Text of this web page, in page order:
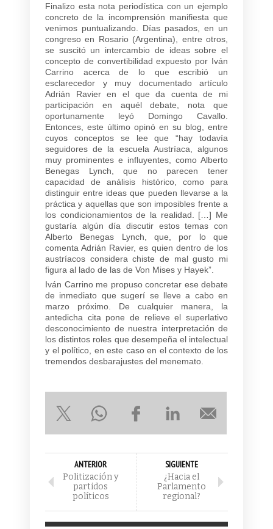
Finalizo esta nota periodística con un ejemplo
concreto de la incomprensión manifiesta que
venimos puntualizando. Días pasados, en un
congreso en Rosario (Argentina), entre otros,
se suscitó un intercambio de ideas sobre el
concepto de convertibilidad expuesto por Iván
Carrino acerca de lo que escribió un
esclarecedor y muy documentado artículo
Adrián Ravier en el que da cuenta de mi
participación en aquél debate, nota que
oportunamente leyó Domingo Cavallo.
Entonces, este último opinó en su blog, entre
cuyos conceptos se lee que “hay todavía
seguidores de la escuela Austríaca, algunos
muy prominentes e influyentes, como Alberto
Benegas Lynch, que no parecen tener
capacidad de análisis histórico, como para
distinguir entre ideas que pueden llevarse a la
práctica y aquellas que son imposibles frente a
los condicionamientos de la realidad. […] Me
gustaría algún día discutir estos temas con
Alberto Benegas Lynch, que, por lo que
comenta Adrián Ravier, es quien dentro de los
austríacos considera chiste de mal gusto mi
figura al lado de las de Von Mises y Hayek”.
Iván Carrino me propuso concretar ese debate
de inmediato que sugerí se lleve a cabo en
marzo próximo. De cualquier manera, la
antedicha cita pone de relieve el superlativo
desconocimiento de nuestra interpretación de
los distintos roles que desempeña el intelectual
y el político, en este caso en el contexto de los
tremendos desbarajustes del menemato.
ANTERIOR
Politización y
partidos
políticos
SIGUIENTE
¿Hacia el
Parlamento
regional?